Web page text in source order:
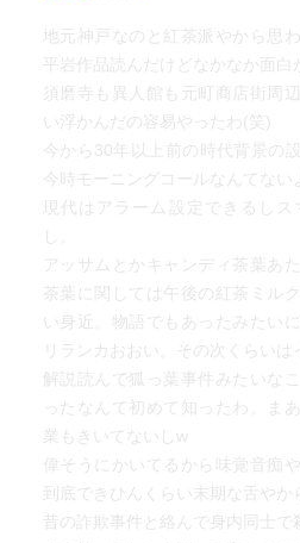
地元神戸なのと紅茶派やから思
平岩作品読んだけどなかなか面白
須磨寺も異人館も元町商店街周
い浮かんだの容易やったわ(笑)
今から30年以上前の時代背景の
今時モーニングコールなんてない
現代はアラーム設定できるし
し。
アッサムとかキャンディ茶葉あ
茶葉に関しては午後の紅茶ミル
い身近。物語でもあったみたい
リランカおおい。その次くらいは
解説読んで狐っ葉事件みたいな
ったなんて初めて知ったわ。ま
業もきいてないしw
偉そうにかいてるから味覚音痴
到底できひんくらい末期な舌やか
昔の詐欺事件と絡んで身内同士で